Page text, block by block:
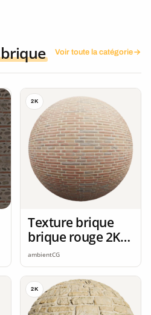
brique Voir toute la catégorie
2K
Texture brique
brique rouge 2K
seamless
ambientCG
2K